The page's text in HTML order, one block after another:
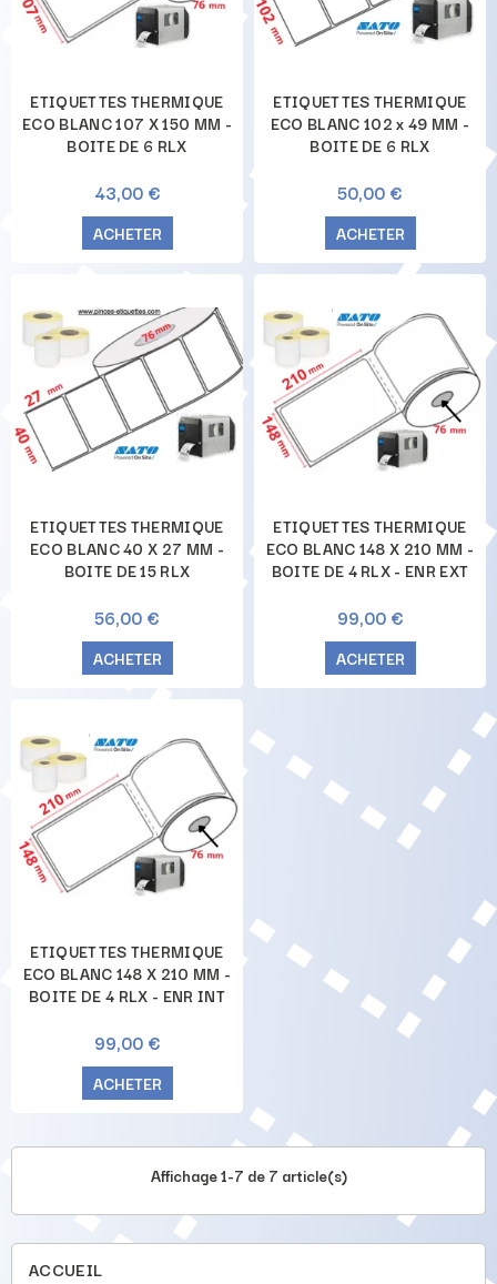
ACCUEIL
ETIQUETTES THERMIQUE
ECO BLANC 107 X 150 MM -
BOITE DE 6 RLX
43,00 €
ACHETER
ETIQUETTES THERMIQUE
ECO BLANC 102 x 49 MM -
BOITE DE 6 RLX
50,00 €
ACHETER
ETIQUETTES THERMIQUE
ECO BLANC 40 X 27 MM -
BOITE DE 15 RLX
56,00 €
ACHETER
ETIQUETTES THERMIQUE
ECO BLANC 148 X 210 MM -
BOITE DE 4 RLX - ENR EXT
99,00 €
ACHETER
ETIQUETTES THERMIQUE
ECO BLANC 148 X 210 MM -
BOITE DE 4 RLX - ENR INT
99,00 €
ACHETER
Affichage 1-7 de 7 article(s)